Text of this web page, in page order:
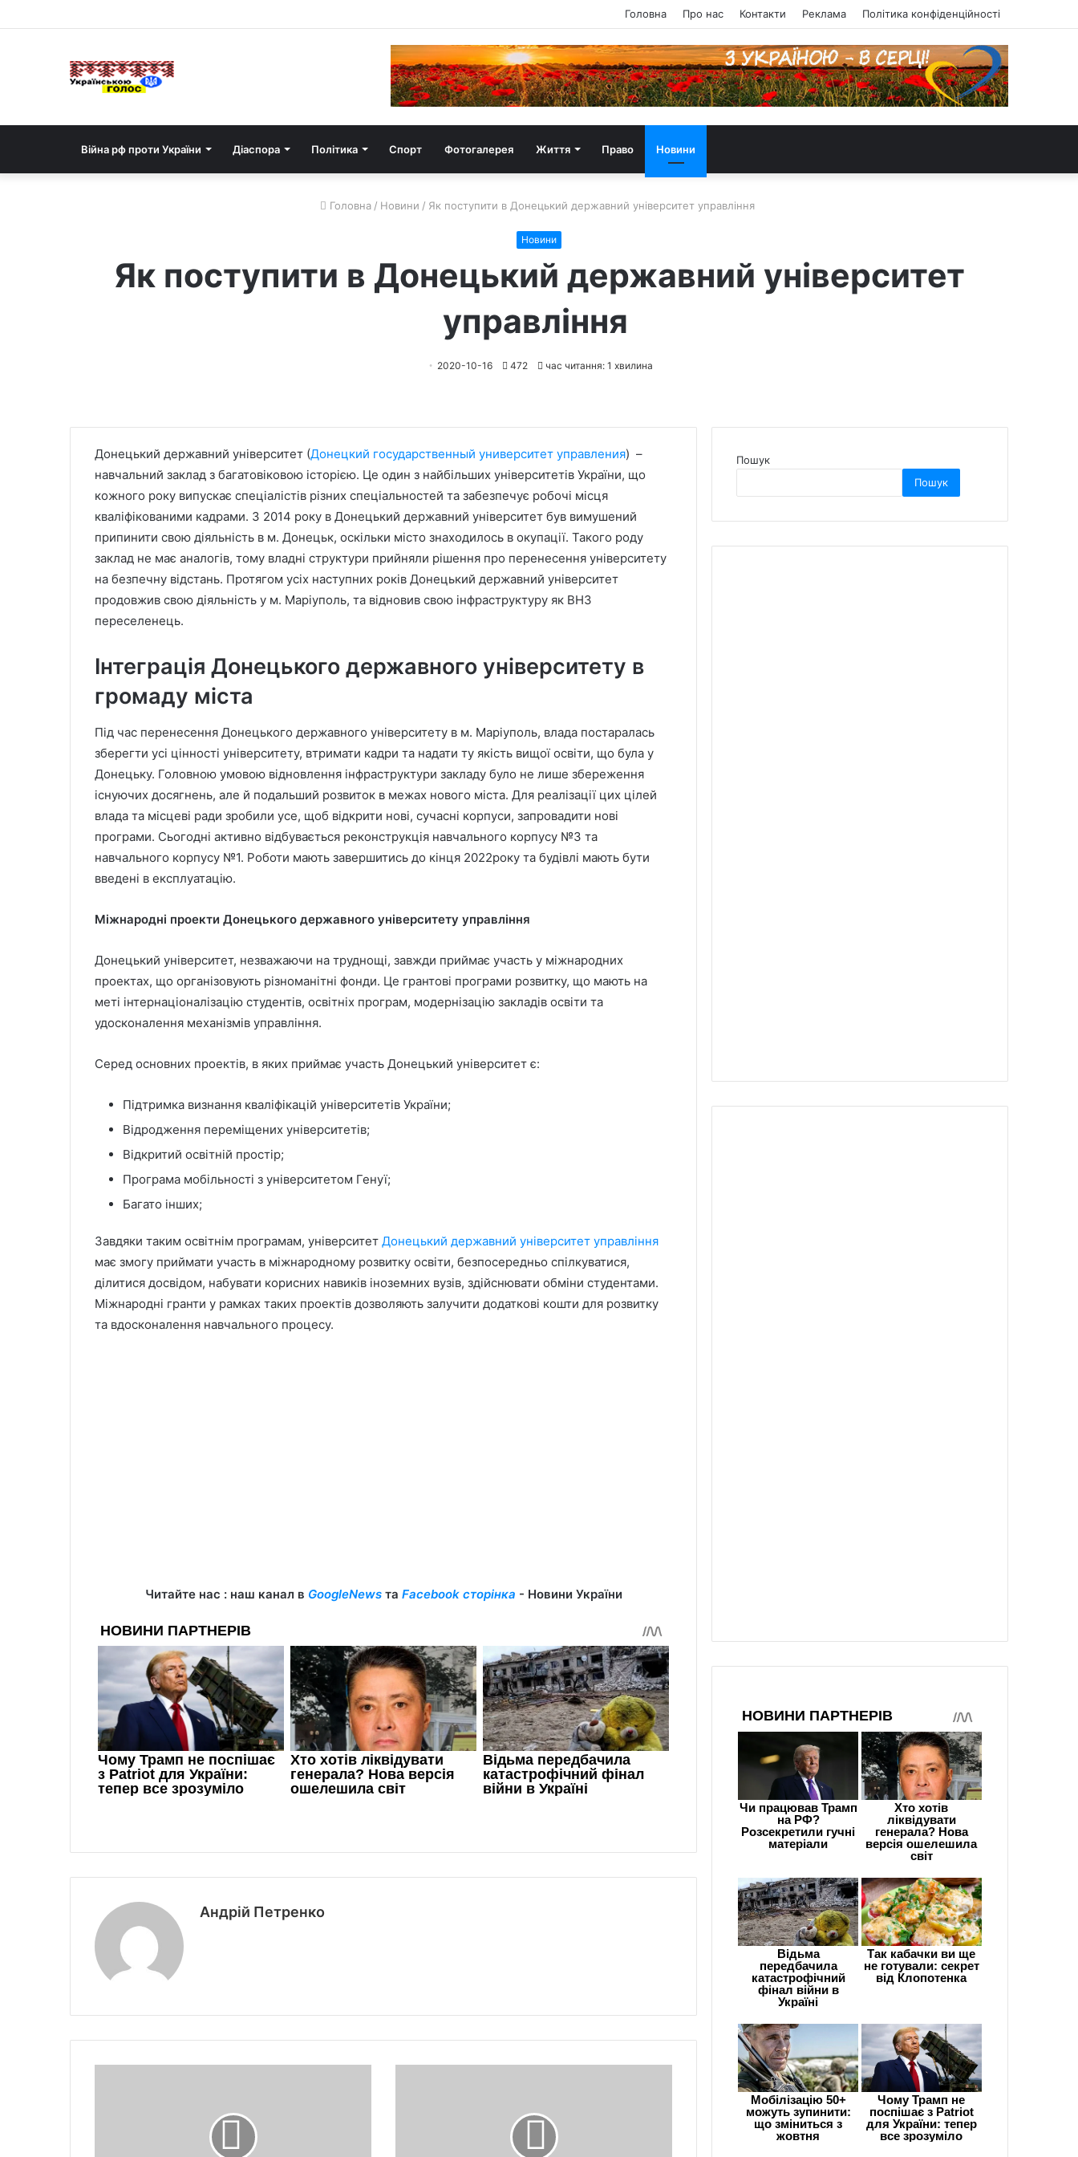
Головна Про нас Контакти Реклама Політика конфіденційності
Війна рф проти України Діаспора Політика Спорт Фотогалерея Життя Право Новини
Головна / Новини / Як поступити в Донецький державний університет управління
Новини
Як поступити в Донецький державний університет
управління
2020-10-16 472 час читання: 1 хвилина
Донецький державний університет (Донецкий государственный университет управления) –
навчальний заклад з багатовіковою історією. Це один з найбільших університетів України, що
кожного року випускає спеціалістів різних спеціальностей та забезпечує робочі місця
кваліфікованими кадрами. З 2014 року в Донецький державний університет був вимушений
припинити свою діяльність в м. Донецьк, оскільки місто знаходилось в окупації. Такого роду
заклад не має аналогів, тому владні структури прийняли рішення про перенесення університету
на безпечну відстань. Протягом усіх наступних років Донецький державний університет
продовжив свою діяльність у м. Маріуполь, та відновив свою інфраструктуру як ВНЗ
переселенець.
Інтеграція Донецького державного університету в
громаду міста
Під час перенесення Донецького державного університету в м. Маріуполь, влада постаралась
зберегти усі цінності університету, втримати кадри та надати ту якість вищої освіти, що була у
Донецьку. Головною умовою відновлення інфраструктури закладу було не лише збереження
існуючих досягнень, але й подальший розвиток в межах нового міста. Для реалізації цих цілей
влада та місцеві ради зробили усе, щоб відкрити нові, сучасні корпуси, запровадити нові
програми. Сьогодні активно відбувається реконструкція навчального корпусу №3 та
навчального корпусу №1. Роботи мають завершитись до кінця 2022року та будівлі мають бути
введені в експлуатацію.
Міжнародні проекти Донецького державного університету управління
Донецький університет, незважаючи на труднощі, завжди приймає участь у міжнародних
проектах, що організовують різноманітні фонди. Це грантові програми розвитку, що мають на
меті інтернаціоналізацію студентів, освітніх програм, модернізацію закладів освіти та
удосконалення механізмів управління.
Серед основних проектів, в яких приймає участь Донецький університет є:
Підтримка визнання кваліфікацій університетів України;
Відродження переміщених університетів;
Відкритий освітній простір;
Програма мобільності з університетом Генуї;
Багато інших;
Завдяки таким освітнім програмам, університет Донецький державний університет управління
має змогу приймати участь в міжнародному розвитку освіти, безпосередньо спілкуватися,
ділитися досвідом, набувати корисних навиків іноземних вузів, здійснювати обміни студентами.
Міжнародні гранти у рамках таких проектів дозволяють залучити додаткові кошти для розвитку
та вдосконалення навчального процесу.
Читайте нас : наш канал в GoogleNewsта Facebook сторінка - Новини України
Андрій Петренко
Пошук
Пошук